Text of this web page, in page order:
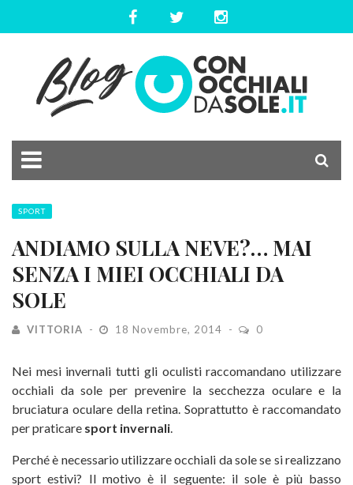
SPORT
ANDIAMO SULLA NEVE?… MAI
SENZA I MIEI OCCHIALI DA
SOLE
VITTORIA 18 Novembre, 2014 0
Nei mesi invernali tutti gli oculisti raccomandano utilizzare
occhiali da sole per prevenire la secchezza oculare e la
bruciatura oculare della retina. Soprattutto è raccomandato
per praticare sport invernali.
Perché è necessario utilizzare occhiali da sole se si realizzano
sport estivi? Il motivo è il seguente: il sole è più basso